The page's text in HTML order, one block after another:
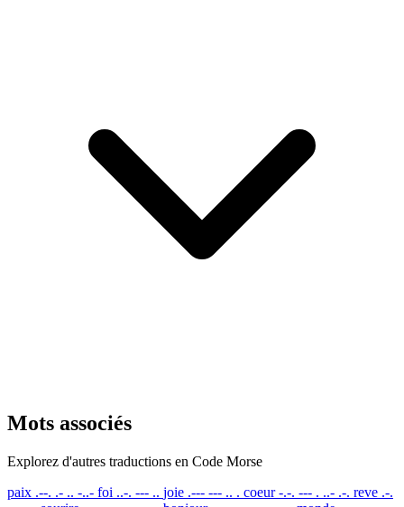
Mots associés
Explorez d'autres traductions en Code Morse
paix .--. .- .. -..- foi ..-. --- .. joie .--- --- .. . coeur -.-. --- . ..- .-. reve .-.